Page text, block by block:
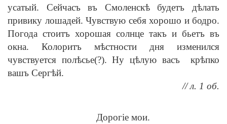
усатый. Сейчасъ въ Смоленскѣ будетъ дѣлать
привику лошадей. Чувствую себя хорошо и бодро.
Погода стоитъ хорошая солнце такъ и бьетъ въ
окна. Колоритъ мѣстности дня изменился
чувствуется полѣсье(?). Ну цѣлую васъ крѣпко
вашъ Сергѣй.
// л. 1 об.
Дорогіе мои.